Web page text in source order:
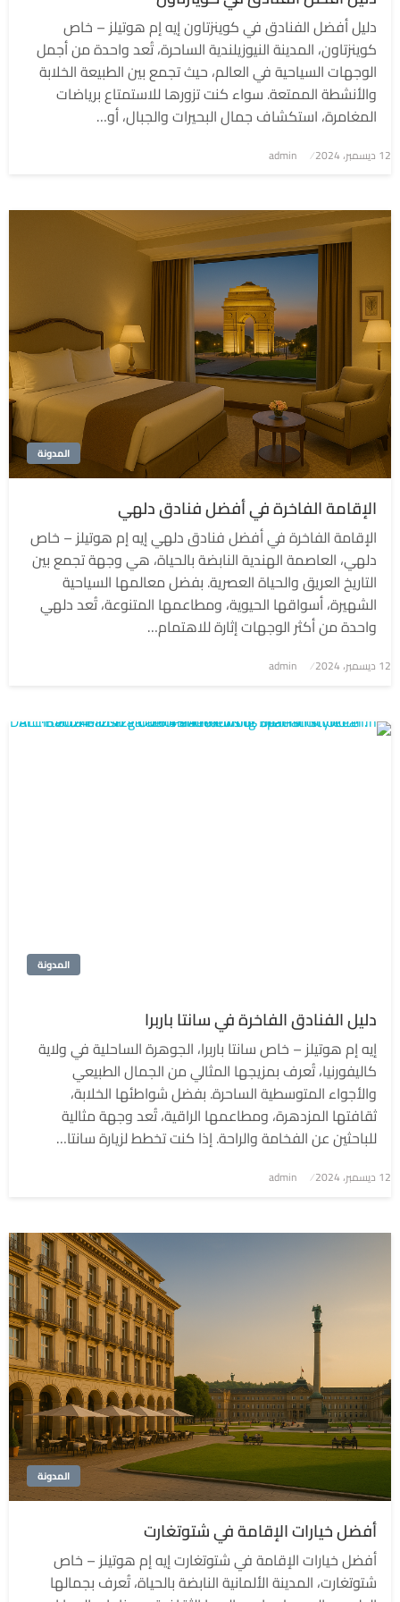
دليل أفضل الفنادق في كوينزتاون إيه إم هوتيلز – خاص
كوينزتاون، المدينة النيوزيلندية الساحرة، تُعد واحدة من أجمل
الوجهات السياحية في العالم، حيث تجمع بين الطبيعة الخلابة
والأنشطة الممتعة. سواء كنت تزورها للاستمتاع برياضات
المغامرة، استكشاف جمال البحيرات والجبال، أو…
نُشر
12 ديسمبر، 2024 admin
المدونة
الإقامة الفاخرة في أفضل فنادق دلهي
الإقامة الفاخرة في أفضل فنادق دلهي إيه إم هوتيلز – خاص
دلهي، العاصمة الهندية النابضة بالحياة، هي وجهة تجمع بين
التاريخ العريق والحياة العصرية. بفضل معالمها السياحية
الشهيرة، أسواقها الحيوية، ومطاعمها المتنوعة، تُعد دلهي
واحدة من أكثر الوجهات إثارة للاهتمام…
نُشر
12 ديسمبر، 2024 admin
المدونة
دليل الفنادق الفاخرة في سانتا باربرا
إيه إم هوتيلز – خاص سانتا باربرا، الجوهرة الساحلية في ولاية
كاليفورنيا، تُعرف بمزيجها المثالي من الجمال الطبيعي
والأجواء المتوسطية الساحرة. بفضل شواطئها الخلابة،
ثقافتها المزدهرة، ومطاعمها الراقية، تُعد وجهة مثالية
للباحثين عن الفخامة والراحة. إذا كنت تخطط لزيارة سانتا…
نُشر
12 ديسمبر، 2024 admin
المدونة
أفضل خيارات الإقامة في شتوتغارت
أفضل خيارات الإقامة في شتوتغارت إيه إم هوتيلز – خاص
شتوتغارت، المدينة الألمانية النابضة بالحياة، تُعرف بجمالها